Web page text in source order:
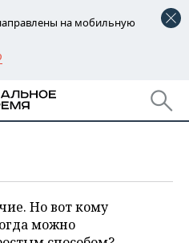
на мобильную
мифы и
Но вот кому
можно